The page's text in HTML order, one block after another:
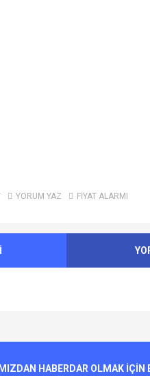
YORUM YAZ FİYAT ALARMI
veya görüntülenemiyor.
HABERDAR OLMAK